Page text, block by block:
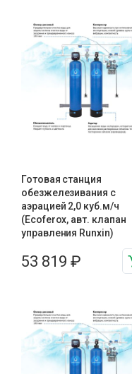
Готовая станция
обезжелезивания c
аэрацией 2,0 куб.м/ч
(Ecoferox, авт. клапан
управления Runxin)
53 819 ₽